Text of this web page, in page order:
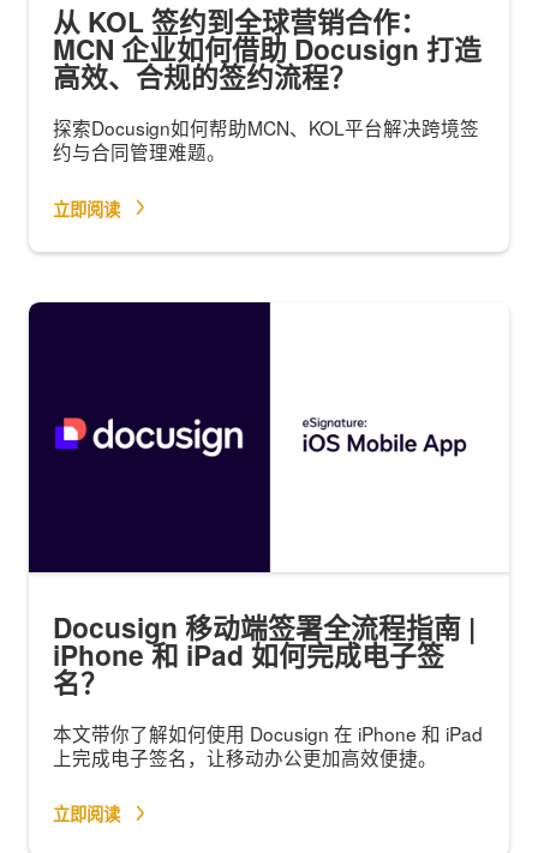
从 KOL 签约到全球营销合作：
MCN 企业如何借助 Docusign 打造
高效、合规的签约流程？
探索Docusign如何帮助MCN、KOL平台解决跨境签
约与合同管理难题。
立即阅读
Docusign 移动端签署全流程指南 |
iPhone 和 iPad 如何完成电子签
名？
本文带你了解如何使用 Docusign 在 iPhone 和 iPad
上完成电子签名，让移动办公更加高效便捷。
立即阅读